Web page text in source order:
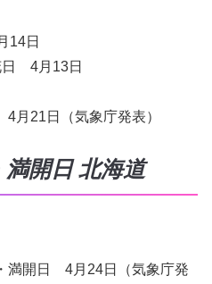
14日
4月13日
21日（気象庁発表）
開日 北海道
開日 4月24日（気象庁発